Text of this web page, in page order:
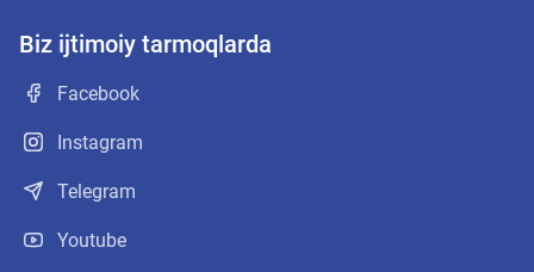
Biz ijtimoiy tarmoqlarda
Facebook
Instagram
Telegram
Youtube